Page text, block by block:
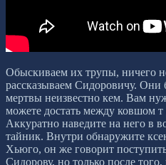
Обыскиваем их трупы, ничего
рассказываем Сидоровичу. Они
мертвы неизвестно кем. Вам
можете достать между ковшом т
Аккуратно наведите на него в
тайник. Внутри обнаружите
Хьюго, он же говорит
Сидорову, но только после